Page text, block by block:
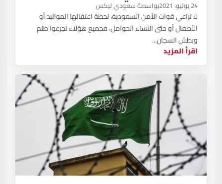
24 يوليو، 2021 بواسطة سعودي ليكس
لا تراعي قوات الأمن السعودية، لحظة اعتقالها المواليد أو
الأطفال أو حتى النساء الحوامل، فجميع هؤلاء تجرعوا ظلم
وبطش السجان...
اقرأ المزيد